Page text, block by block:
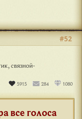
связной-
5915 284 1080
#52
все голоса